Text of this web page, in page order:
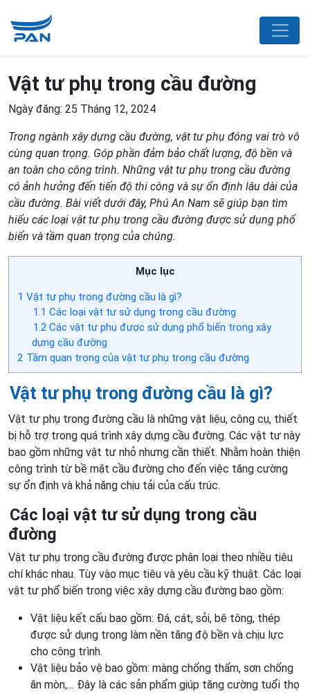
Vật tư phụ trong cầu đường
Ngày đăng: 25 Tháng 12, 2024
Trong ngành xây dựng cầu đường, vật tư phụ đóng vai trò vô
cùng quan trọng. Góp phần đảm bảo chất lượng, độ bền và
an toàn cho công trình. Những vật tư phụ trong cầu đường
có ảnh hưởng đến tiến độ thi công và sự ổn định lâu dài của
cầu đường. Bài viết dưới đây, Phú An Nam sẽ giúp bạn tìm
hiểu các loại vật tư phụ trong cầu đường được sử dụng phổ
biến và tầm quan trọng của chúng.
Mục lục
1 Vật tư phụ trong đường cầu là gì?
1.1 Các loại vật tư sử dụng trong cầu đường
1.2Các vật tư phụ được sử dụng phổ biến trong xây
dựng cầu đường
2 Tầm quan trọng của vật tư phụ trong cầu đường
Vật tư phụ trong đường cầu là gì?
Vật tư phụ trong đường cầu là những vật liệu, công cụ, thiết
bị hỗ trợ trong quá trình xây dựng cầu đường. Các vật tư này
bao gồm những vật tư nhỏ nhưng cần thiết. Nhằm hoàn thiện
công trình từ bề mặt cầu đường cho đến việc tăng cường
sự ổn định và khả năng chịu tải của cấu trúc.
Các loại vật tư sử dụng trong cầu
đường
Vật tư phụ trong cầu đường được phân loại theo nhiều tiêu
chí khác nhau. Tùy vào mục tiêu và yêu cầu kỹ thuật. Các loại
vật tư phổ biến trong việc xây dựng cầu đường bao gồm:
Vật liệu kết cấu bao gồm: Đá, cát, sỏi, bê tông, thép
được sử dụng trong làm nền tăng độ bền và chịu lực
cho công trình.
Vật liệu bảo vệ bao gồm: màng chống thấm, sơn chống
ăn mòn,… Đây là các sản phẩm giúp tăng cường tuổi thọ